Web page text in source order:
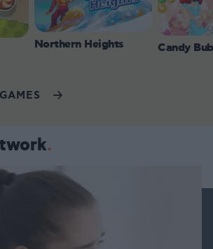
Northern Heights Candy